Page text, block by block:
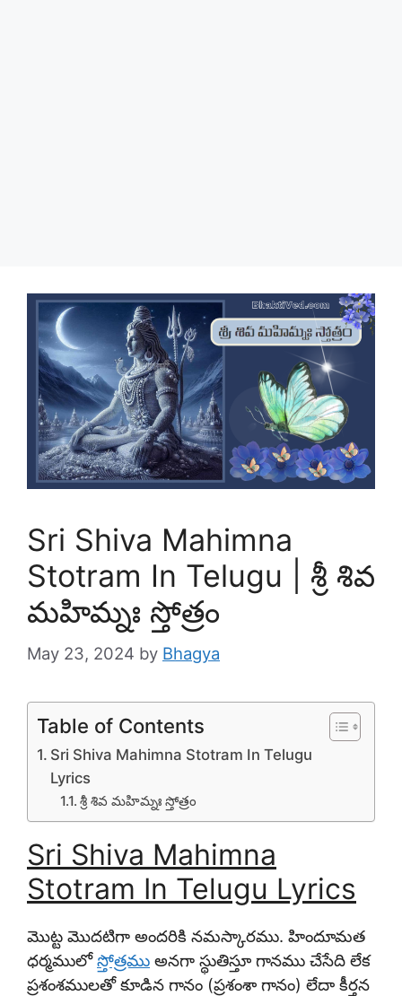
Sri Shiva Mahimna
Stotram In Telugu | శ్రీ శివ
మహిమ్నః స్తోత్రం
May 23, 2024 by Bhagya
Table of Contents
Sri Shiva Mahimna Stotram In Telugu
Lyrics
శ్రీ శివ మహిమ్నః స్తోత్రం
Sri Shiva Mahimna
Stotram In Telugu Lyrics
మొట్ట మొదటిగా అందరికి నమస్కారము. హిందూమత
ధర్మములోస్తోత్రము అనగా స్థుతిస్తూ గానము చేసేది లేక
ప్రశంశములతో కూడిన గానం (ప్రశంశా గానం) లేదా కీర్తన